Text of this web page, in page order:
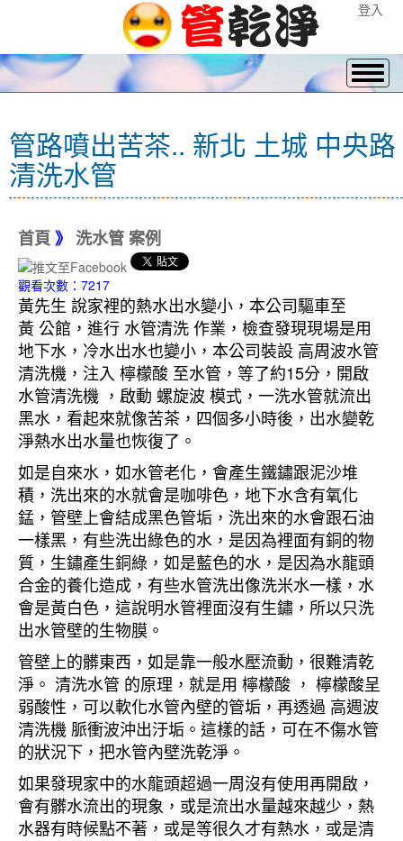
登入
管路噴出苦茶.. 新北 土城 中央路
清洗水管
首頁 》 洗水管 案例
觀看次數：7217
黃先生 說家裡的熱水出水變小，本公司驅車至
黃 公館，進行 水管清洗 作業，檢查發現現場是用
地下水，冷水出水也變小，本公司裝設 高周波水管
清洗機，注入 檸檬酸 至水管，等了約15分，開啟
水管清洗機 ，啟動 螺旋波 模式，一洗水管就流出
黑水，看起來就像苦茶，四個多小時後，出水變乾
淨熱水出水量也恢復了。
如是自來水，如水管老化，會產生鐵鏽跟泥沙堆
積，洗出來的水就會是咖啡色，地下水含有氧化
錳，管壁上會結成黑色管垢，洗出來的水會跟石油
一樣黑，有些洗出綠色的水，是因為裡面有銅的物
質，生鏽產生銅綠，如是藍色的水，是因為水龍頭
合金的養化造成，有些水管洗出像洗米水一樣，水
會是黃白色，這說明水管裡面沒有生鏽，所以只洗
出水管壁的生物膜。
管壁上的髒東西，如是靠一般水壓流動，很難清乾
淨。 清洗水管 的原理，就是用 檸檬酸 ， 檸檬酸呈
弱酸性，可以軟化水管內壁的管垢，再透過 高週波
清洗機 脈衝波沖出汙垢。這樣的話，可在不傷水管
的狀況下，把水管內壁洗乾淨。
如果發現家中的水龍頭超過一周沒有使用再開啟，
會有髒水流出的現象，或是流出水量越來越少，熱
水器有時候點不著，或是等很久才有熱水，或是清